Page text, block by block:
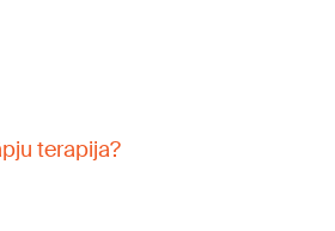
terapija?